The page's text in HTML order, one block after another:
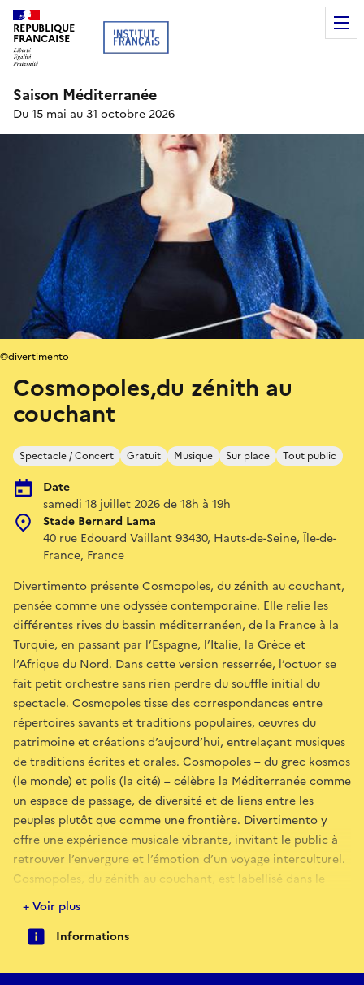
REPUBLIQUE
FRANCAISE
Saison Méditerranée
Du 15 mai au 31 octobre 2026
Cosmopoles,du zénith au
couchant
Spectacle / Concert Gratuit Musique Sur place Tout public
Date
samedi 18 juillet 2026 de 18h à 19h
Stade Bernard Lama
40 rue Edouard Vaillant 93430, Hauts-de-Seine, Île-de-
France, France
©divertimento
Divertimento présente Cosmopoles, du zénith au couchant,
pensée comme une odyssée contemporaine. Elle relie les
différentes rives du bassin méditerranéen, de la France à la
Turquie, en passant par l’Espagne, l’Italie, la Grèce et
l’Afrique du Nord. Dans cette version resserrée, l’octuor se
fait petit orchestre sans rien perdre du souffle initial du
spectacle. Cosmopoles tisse des correspondances entre
répertoires savants et traditions populaires, œuvres du
patrimoine et créations d’aujourd’hui, entrelaçant musiques
de traditions écrites et orales. Cosmopoles – du grec kosmos
(le monde) et polis (la cité) – célèbre la Méditerranée comme
un espace de passage, de diversité et de liens entre les
peuples plutôt que comme une frontière. Divertimento y
offre une expérience musicale vibrante, invitant le public à
retrouver l’envergure et l’émotion d’un voyage interculturel.
Cosmopoles, du zénith au couchant, est labellisé dans le
cadre de la saison Méditerranée 2026 de l’Institut français.
+ Voir plus
Informations